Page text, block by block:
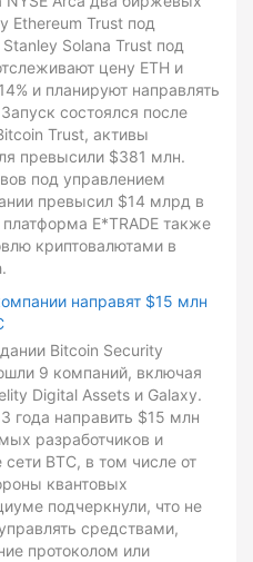
Ethereum Trust под
Solana Trust под
цену ETH и
и планируют направлять
состоялся после
Trust, активы
превысили $381 млн.
под управлением
превысил $14 млрд в
E*TRADE также
криптовалютами в
направят $15 млн
Bitcoin Security
9 компаний, включая
Digital Assets и Galaxy.
года направить $15 млн
разработчиков и
BTC, в том числе от
квантовых
подчеркнули, что не
средствами,
протоколом или